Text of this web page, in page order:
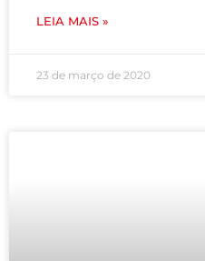
LEIA MAIS »
23 de março de 2020